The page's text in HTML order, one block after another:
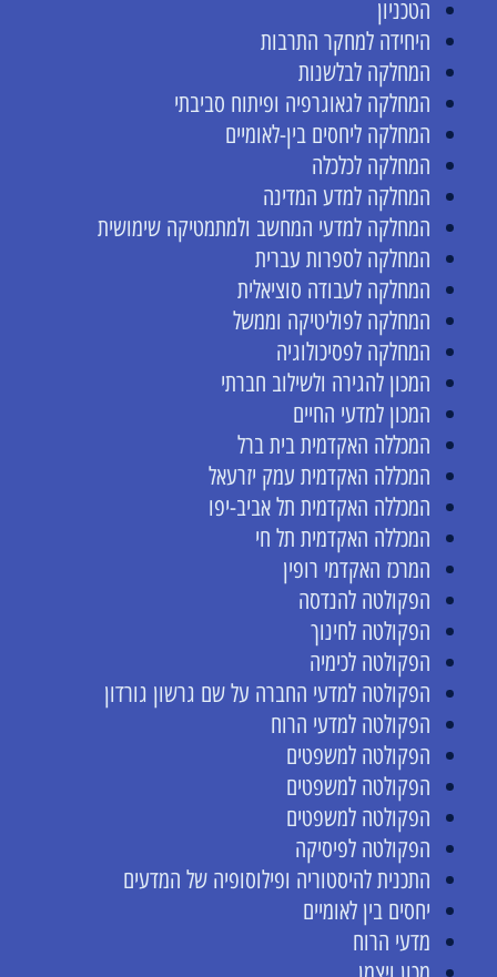
הטכניון
היחידה למחקר התרבות
המחלקה לבלשנות
המחלקה לגאוגרפיה ופיתוח סביבתי
המחלקה ליחסים בין-לאומיים
המחלקה לכלכלה
המחלקה למדע המדינה
המחלקה למדעי המחשב ולמתמטיקה שימושית
המחלקה לספרות עברית
המחלקה לעבודה סוציאלית
המחלקה לפוליטיקה וממשל
המחלקה לפסיכולוגיה
המכון להגירה ולשילוב חברתי
המכון למדעי החיים
המכללה האקדמית בית ברל
המכללה האקדמית עמק יזרעאל
המכללה האקדמית תל אביב-יפו
המכללה האקדמית תל חי
המרכז האקדמי רופין
הפקולטה להנדסה
הפקולטה לחינוך
הפקולטה לכימיה
הפקולטה למדעי החברה על שם גרשון גורדון
הפקולטה למדעי הרוח
הפקולטה למשפטים
הפקולטה למשפטים
הפקולטה למשפטים
הפקולטה לפיסיקה
התכנית להיסטוריה ופילוסופיה של המדעים
יחסים בין לאומיים
מדעי הרוח